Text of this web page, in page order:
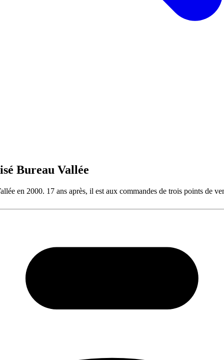
Bureau Vallée
en 2000. 17 ans après, il est aux commandes de trois points de